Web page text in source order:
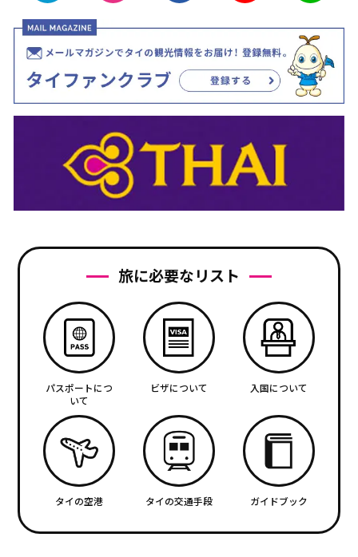
旅に必要なリスト
パスポートにつ
いて
ビザについて 入国について
タイの空港 タイの交通手段 ガイドブック